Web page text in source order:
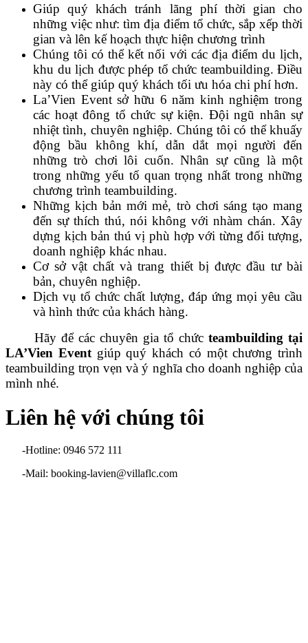
Giúp quý khách tránh lãng phí thời gian cho
những việc như: tìm địa điểm tổ chức, sắp xếp thời
gian và lên kế hoạch thực hiện chương trình
Chúng tôi có thể kết nối với các địa điểm du lịch,
khu du lịch được phép tổ chức teambuilding. Điều
này có thể giúp quý khách tối ưu hóa chi phí hơn.
La’Vien Event sở hữu 6 năm kinh nghiệm trong
các hoạt đông tổ chức sự kiện. Đội ngũ nhân sự
nhiệt tình, chuyên nghiệp. Chúng tôi có thể khuấy
động bầu không khí, dẫn dắt mọi người đến
những trò chơi lôi cuốn. Nhân sự cũng là một
trong những yếu tố quan trọng nhất trong những
chương trình teambuilding.
Những kịch bản mới mẻ, trò chơi sáng tạo mang
đến sự thích thú, nói không với nhàm chán. Xây
dựng kịch bản thú vị phù hợp với từng đối tượng,
doanh nghiệp khác nhau.
Cơ sở vật chất và trang thiết bị được đầu tư bài
bản, chuyên nghiệp.
Dịch vụ tổ chức chất lượng, đáp ứng mọi yêu cầu
và hình thức của khách hàng.
Hãy để các chuyên gia tổ chức teambuilding tại
LA’Vien Eventgiúp quý khách có một chương trình
teambuilding trọn vẹn và ý nghĩa cho doanh nghiệp của
mình nhé.
Liên hệ với chúng tôi
-Hotline: 0946 572 111
-Mail: booking-lavien@villaflc.com